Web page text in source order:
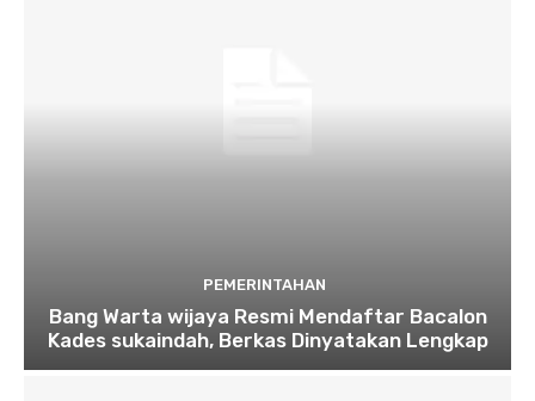
PEMERINTAHAN
Bang Warta wijaya Resmi Mendaftar Bacalon
Kades sukaindah, Berkas Dinyatakan Lengkap